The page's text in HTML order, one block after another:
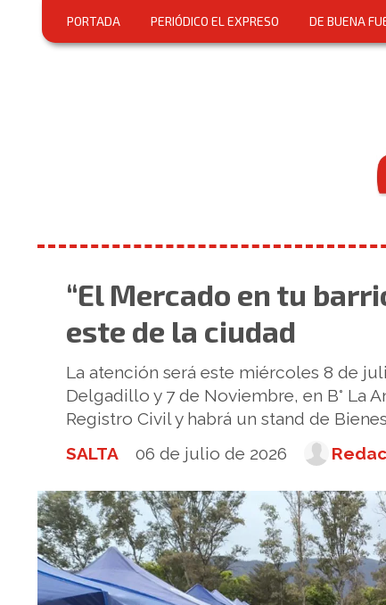
PORTADA PERIÓDICO EL EXPRESO DE BUENA
“El Mercado en tu
este de la ciudad
La atención será este miércoles 8 de
Delgadillo y 7 de Noviembre, en B° La
Registro Civil y habrá un stand de
SALTA
06 de julio de 2026